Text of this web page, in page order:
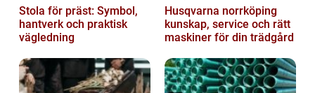
Stola för präst: Symbol,
hantverk och praktisk
vägledning
Husqvarna norrköping
kunskap, service och rätt
maskiner för din trädgård